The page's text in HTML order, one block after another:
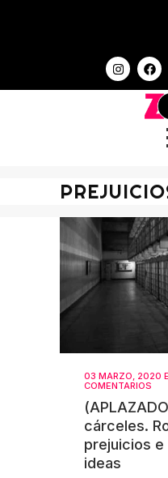
03 MARZO, 2020
COMENTARIOS
cárceles.
prejuicios
ideas